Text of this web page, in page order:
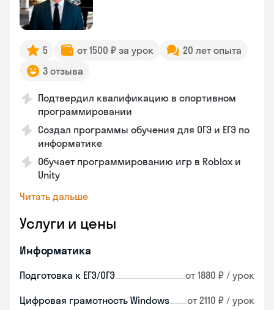
5 от 1500 ₽ за урок
20 лет опыта
3 отзыва
Подтвердил квалификацию в спортивном
программировании
Создал программы обучения для ОГЭ и ЕГЭ по
информатике
Обучает программированию игр в Roblox и
Unity
Читать дальше
Услуги и цены
Информатика
Подготовка к ЕГЭ/ОГЭ от 1880 ₽ / урок
Цифровая грамотность Windows от 2110 ₽ / урок